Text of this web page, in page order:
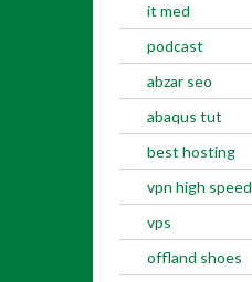
it med
podcast
abzar seo
abaqus tut
best hosting
vpn high speed
vps
offland shoes